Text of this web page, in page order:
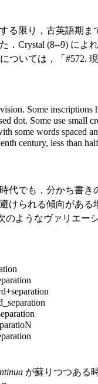
る限り，古英語期ま
．Crystal (8--9) によ
ついては，「#572.
Some inscriptions
dot. Some use small
some words spaced
century, less than
代でも，分かち書き
けられる傾向がある
のようなヴァリエー
が蘇りつつある